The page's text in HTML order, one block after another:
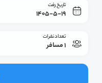
تاریخ رفت
1405-5-19
تعداد نفرات
1 مسافر